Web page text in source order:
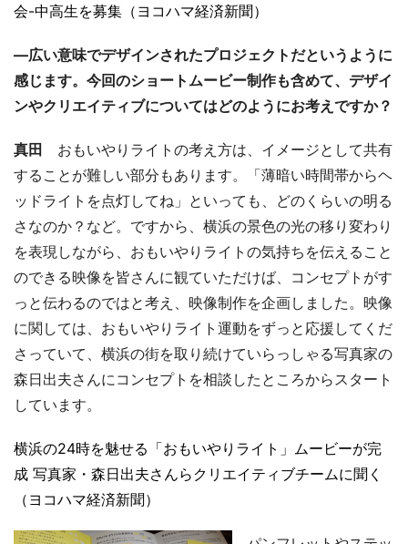
会-中高生を募集（ヨコハマ経済新聞）
―広い意味でデザインされたプロジェクトだというように
感じます。今回のショートムービー制作も含めて、デザイ
ンやクリエイティブについてはどのようにお考えですか？
真田 おもいやりライトの考え方は、イメージとして共有
することが難しい部分もあります。「薄暗い時間帯からヘ
ッドライトを点灯してね」といっても、どのくらいの明る
さなのか？など。ですから、横浜の景色の光の移り変わり
を表現しながら、おもいやりライトの気持ちを伝えること
のできる映像を皆さんに観ていただけば、コンセプトがす
っと伝わるのではと考え、映像制作を企画しました。映像
に関しては、おもいやりライト運動をずっと応援してくだ
さっていて、横浜の街を取り続けていらっしゃる写真家の
森日出夫さんにコンセプトを相談したところからスタート
しています。
横浜の24時を魅せる「おもいやりライト」ムービーが完
成 写真家・森日出夫さんらクリエイティブチームに聞く
（ヨコハマ経済新聞）